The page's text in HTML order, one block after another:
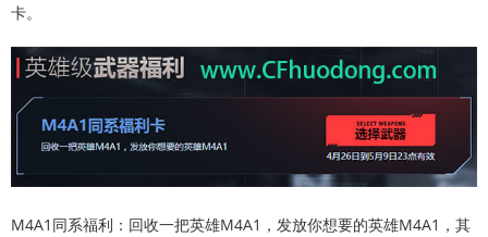
卡。
M4A1同系福利：回收一把英雄M4A1，发放你想要的英雄M4A1，其